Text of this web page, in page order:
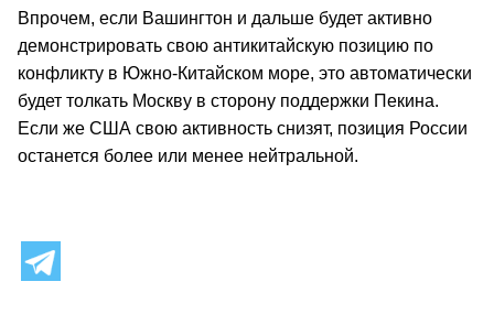
Впрочем, если Вашингтон и дальше будет активно
демонстрировать свою антикитайскую позицию по
конфликту в Южно-Китайском море, это автоматически
будет толкать Москву в сторону поддержки Пекина.
Если же США свою активность снизят, позиция России
останется более или менее нейтральной.